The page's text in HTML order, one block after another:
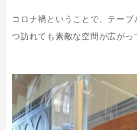
コロナ禍ということで、テー
つ訪れても素敵な空間が広がっ